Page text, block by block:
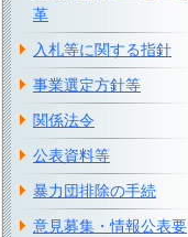
革
入札等に関する指針
事業選定方針等
関係法令
公表資料等
暴力団排除の手続
意見募集・情報公表要